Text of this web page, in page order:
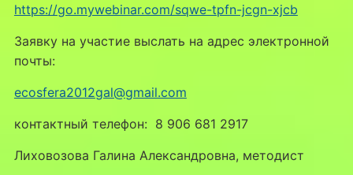
https://go.mywebinar.com/sqwe-tpfn-jcgn-xjcb
Заявку на участие выслать на адрес электронной
почты:
ecosfera2012gal@gmail.com
контактный телефон: 8 906 681 2917
Лиховозова Галина Александровна, методист